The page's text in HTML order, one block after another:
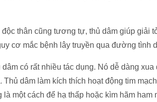
thân cũng tương tự, thủ dâm giúp giải
cơ mắc bệnh lây truyền qua đường tình
có rất nhiều tác dụng. Nó dễ dàng
Thủ dâm làm kích thích hoạt động tim
là một cách để hạ thấp hoặc kìm hãm